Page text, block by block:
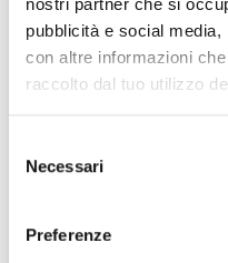
pubblicità e social
con altre informazioni
raccolto dal tuo utilizzo
delNecessari
Preferenze